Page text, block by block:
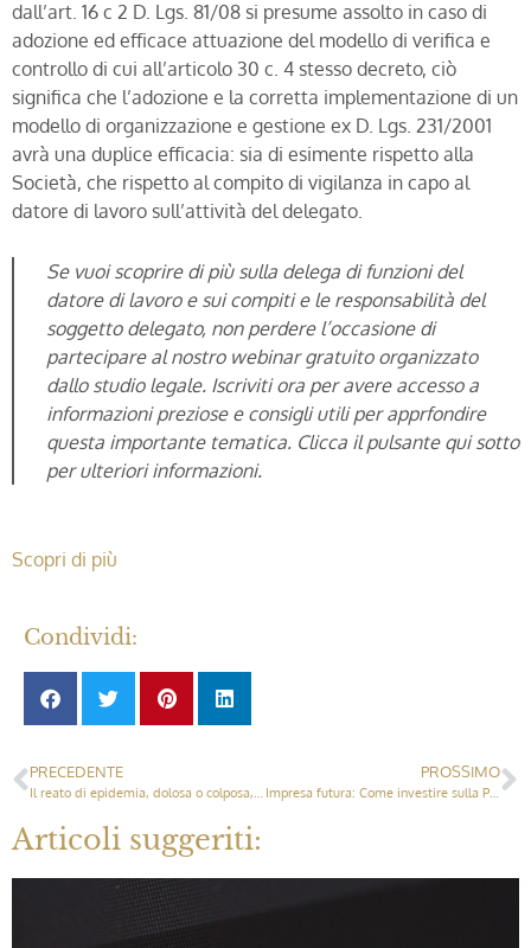
dall’art. 16 c 2 D. Lgs. 81/08 si presume assolto in caso di
adozione ed efficace attuazione del modello di verifica e
controllo di cui all’articolo 30 c. 4 stesso decreto, ciò
significa che l’adozione e la corretta implementazione di un
modello di organizzazione e gestione ex D. Lgs. 231/2001
avrà una duplice efficacia: sia di esimente rispetto alla
Società, che rispetto al compito di vigilanza in capo al
datore di lavoro sull’attività del delegato.
Se vuoi scoprire di più sulla delega di funzioni del
datore di lavoro e sui compiti e le responsabilità del
soggetto delegato, non perdere l’occasione di
partecipare al nostro webinar gratuito organizzato
dallo studio legale. Iscriviti ora per avere accesso a
informazioni preziose e consigli utili per apprfondire
questa importante tematica. Clicca il pulsante qui sotto
per ulteriori informazioni.
Scopri di più
Condividi:
PRECEDENTE PROSSIMO
Impresa futura: Come investire sulla PREVENZIONE
Articoli suggeriti: